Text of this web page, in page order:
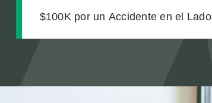
$100K por un Accidente en el